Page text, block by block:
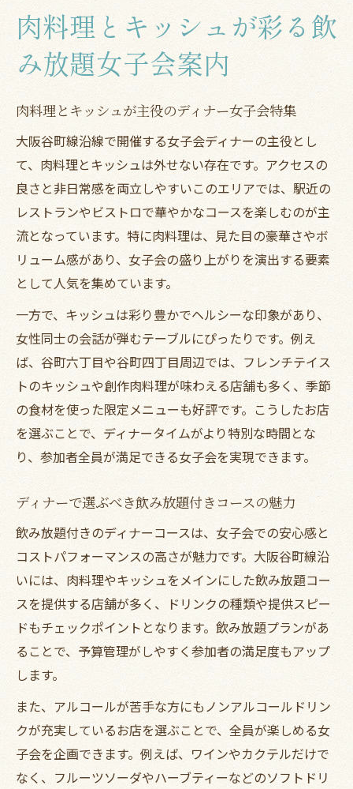
肉料理とキッシュが彩る飲
み放題女子会案内
肉料理とキッシュが主役のディナー女子会特集
大阪谷町線沿線で開催する女子会ディナーの主役とし
て、肉料理とキッシュは外せない存在です。アクセスの
良さと非日常感を両立しやすいこのエリアでは、駅近の
レストランやビストロで華やかなコースを楽しむのが主
流となっています。特に肉料理は、見た目の豪華さやボ
リューム感があり、女子会の盛り上がりを演出する要素
として人気を集めています。
一方で、キッシュは彩り豊かでヘルシーな印象があり、
女性同士の会話が弾むテーブルにぴったりです。例え
ば、谷町六丁目や谷町四丁目周辺では、フレンチテイス
トのキッシュや創作肉料理が味わえる店舗も多く、季節
の食材を使った限定メニューも好評です。こうしたお店
を選ぶことで、ディナータイムがより特別な時間とな
り、参加者全員が満足できる女子会を実現できます。
ディナーで選ぶべき飲み放題付きコースの魅力
飲み放題付きのディナーコースは、女子会での安心感と
コストパフォーマンスの高さが魅力です。大阪谷町線沿
いには、肉料理やキッシュをメインにした飲み放題コー
スを提供する店舗が多く、ドリンクの種類や提供スピー
ドもチェックポイントとなります。飲み放題プランがあ
ることで、予算管理がしやすく参加者の満足度もアップ
します。
また、アルコールが苦手な方にもノンアルコールドリン
クが充実しているお店を選ぶことで、全員が楽しめる女
子会を企画できます。例えば、ワインやカクテルだけで
なく、フルーツソーダやハーブティーなどのソフトドリ